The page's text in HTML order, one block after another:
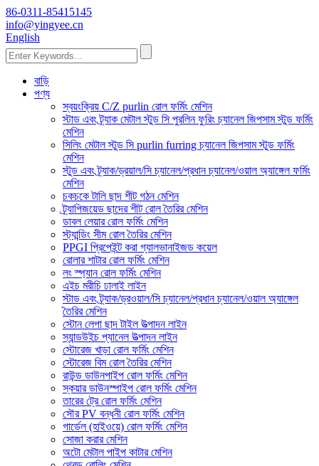
86-0311-85415145
info@yingyee.cn
English
বাড়ি
পণ্য
স্বয়ংক্রিয় C/Z purlin রোল ফর্মিং মেশিন
স্টাড এবং ট্র্যাক মেটাল স্টুড সি পুরলিন ফুরিং চ্যানেল জিপসাম স্টুড ফর্মিং
মেশিন
সিলিং মেটাল স্টুড সি purlin furring চ্যানেল জিপসাম স্টুড ফর্মিং
মেশিন
স্টুড এবং ট্র্যাক/ড্রয়াল/সি চ্যানেল/প্রধান চ্যানেল/ওয়াল অ্যাঙ্গেল ফর্মিং
মেশিন
চকচকে টালি ছাদ শীট গঠন মেশিন
ট্র্যাপিজয়েড ছাদের শীট রোল তৈরির মেশিন
ডাবল লেয়ার রোল ফর্মিং মেশিন
স্ট্যান্ডিং সীম রোল তৈরির মেশিন
PPGI প্রিপেইন্ট করা গ্যালভানাইজড কয়েল
রোলার শাটার রোল ফর্মিং মেশিন
লং স্প্যান রোল ফর্মিং মেশিন
এইচ মরীচি ঢালাই লাইন
স্টাড এবং ট্র্যাক/ড্রওয়াল/সি চ্যানেল/প্রধান চ্যানেল/ওয়াল অ্যাঙ্গেল
তৈরির মেশিন
স্টোন লেপা ছাদ টাইল উত্পাদন লাইন
স্যান্ডউইচ প্যানেল উত্পাদন লাইন
স্টোরেজ খাড়া রোল ফর্মিং মেশিন
স্টোরেজ বিম রোল তৈরির মেশিন
রাউন্ড ডাউনপাইপ রোল ফর্মিং মেশিন
স্কয়ার ডাউনস্পাইপ রোল ফর্মিং মেশিন
তারের ট্রে রোল ফর্মিং মেশিন
সৌর PV বন্ধনী রোল ফর্মিং মেশিন
গার্ডেল (হাইওয়ে) রোল ফর্মিং মেশিন
সোজা করার মেশিন
অটো মেটাল পাইপ কাটার মেশিন